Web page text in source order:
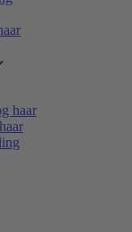
haar